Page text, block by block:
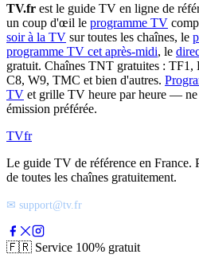
TV.fr est le guide TV en ligne de
un coup d'œil le programme TV
soir à la TV sur toutes les chaînes, le
programme TV cet après-midi, le
gratuit. Chaînes TNT gratuites : TF1,
C8, W9, TMC et bien d'autres.
TV et grille TV heure par heure — ne
émission préférée.
TVfr
Le guide TV de référence en France.
de toutes les chaînes gratuitement.
✉ support@tv.fr
🇫🇷 Service 100% gratuit